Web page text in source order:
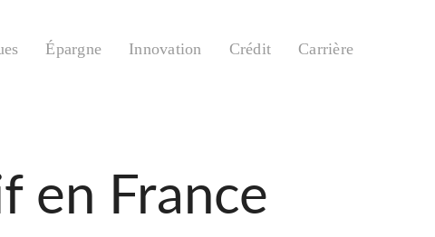
Épargne Innovation Crédit Carrière
en France